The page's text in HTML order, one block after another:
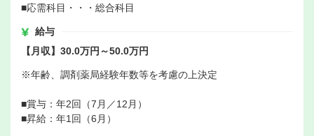
■応需科目・・・総合科目
給与
【月収】30.0万円～50.0万円
※年齢、調剤薬局経験年数等を考慮の上決定
■賞与：年2回（7月／12月）
■昇給：年1回（6月）